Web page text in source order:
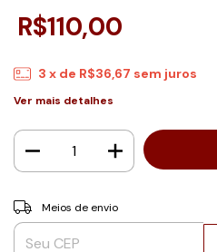
R$110,00
3 x de R$36,67 sem juros
Ver mais detalhes
Entregas para o CEP:
Meios de envio